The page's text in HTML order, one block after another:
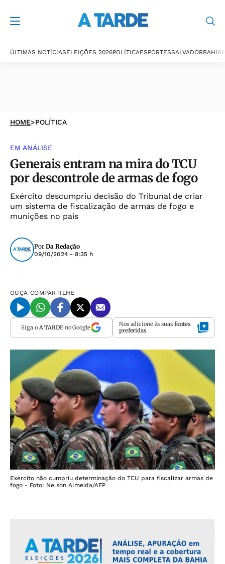
ÚLTIMAS NOTÍCIASELEIÇÕES 2026POLÍTICAESPORTESSALVADORBAHIA
HOME>POLÍTICA
EM ANÁLISE
Generais entram na mira do TCU
por descontrole de armas de fogo
Exército descumpriu decisão do Tribunal de criar
um sistema de fiscalização de armas de fogo e
munições no país
Por Da Redação
09/10/2024 - 8:35 h
OUÇA COMPARTILHE
Siga o A TARDEno Google Nos adicione às suas fontes
preferidas
Exército não cumpriu determinação do TCU para fiscalizar armas de
fogo - Foto: Nelson Almeida/AFP